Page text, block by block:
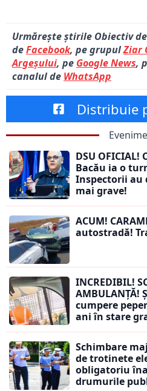
Urmărește știrile Obiectiv
deFacebook, pe grupulZiar
Argeșului, pe Google News,
canalul de WhatsApp
Distribuie
DSU
Bacău ia o
Inspectorii au
mai grave!
ACUM!
autostradă!
INCREDIBIL!
AMBULANȚĂ!
cumpere
ani în stare
Schimbare
de trotinete
obligatoriu
drumurile